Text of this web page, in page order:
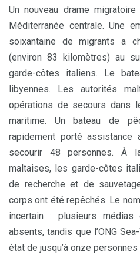
Un nouveau drame
Méditerranée centrale. Une
soixantaine de migrants a
(environ 83 kilomètres) au
garde-côtes italiens. Le
libyennes. Les autorités
opérations de secours dans
maritime. Un bateau de
rapidement porté assistance
secourir 48 personnes. À
maltaises, les garde-côtes
de recherche et de
corps ont été repêchés. Le
incertain : plusieurs médias
absents, tandis que l’ONG
état de jusqu’à onze personnes